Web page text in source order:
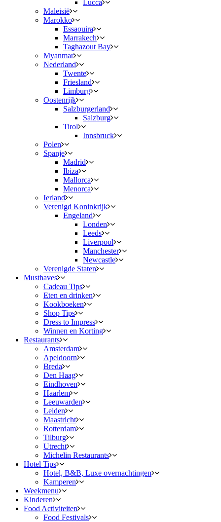
Lucca
Maleisië
Marokko
Essaouira
Marrakech
Taghazout Bay
Myanmar
Nederland
Twente
Friesland
Limburg
Oostenrijk
Salzburgerland
Salzburg
Tirol
Innsbruck
Polen
Spanje
Madrid
Ibiza
Mallorca
Menorca
Ierland
Verenigd Koninkrijk
Engeland
Londen
Leeds
Liverpool
Manchester
Newcastle
Verenigde Staten
Musthaves
Cadeau Tips
Eten en drinken
Kookboeken
Shop Tips
Dress to Impress
Winnen en Korting
Restaurants
Amsterdam
Apeldoorn
Breda
Den Haag
Eindhoven
Haarlem
Leeuwarden
Leiden
Maastricht
Rotterdam
Tilburg
Utrecht
Michelin Restaurants
Hotel Tips
Hotel, B&B, Luxe overnachtingen
Kamperen
Weekmenu
Kinderen
Food Activiteiten
Food Festivals